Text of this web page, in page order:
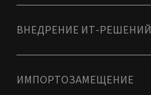
ВНЕДРЕНИЕ ИТ-РЕШЕНИЙ
ИМПОРТОЗАМЕЩЕНИЕ